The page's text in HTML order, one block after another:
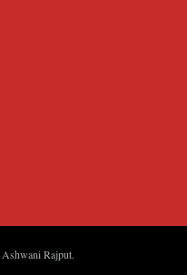
Ashwani Rajput.